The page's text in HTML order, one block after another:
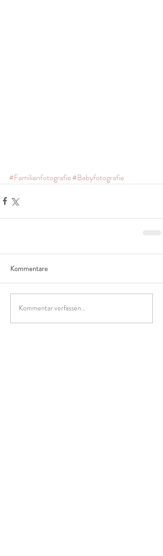
#Familienfotografie#Babyfotografie
Kommentare
Kommentar verfassen...